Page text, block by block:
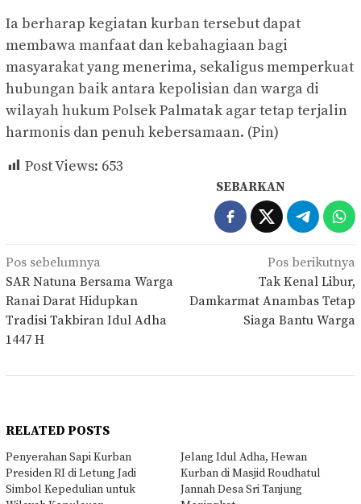
Ia berharap kegiatan kurban tersebut dapat
membawa manfaat dan kebahagiaan bagi
masyarakat yang menerima, sekaligus memperkuat
hubungan baik antara kepolisian dan warga di
wilayah hukum Polsek Palmatak agar tetap terjalin
harmonis dan penuh kebersamaan. (Pin)
Post Views: 653
SEBARKAN
Navigasi
pos
Pos sebelumnya
SAR Natuna Bersama Warga
Ranai Darat Hidupkan
Tradisi Takbiran Idul Adha
1447 H
Pos berikutnya
Tak Kenal Libur,
Damkarmat Anambas Tetap
Siaga Bantu Warga
RELATED POSTS
Penyerahan Sapi Kurban
Presiden RI di Letung Jadi
Simbol Kepedulian untuk
Jelang Idul Adha, Hewan
Kurban di Masjid Roudhatul
Jannah Desa Sri Tanjung